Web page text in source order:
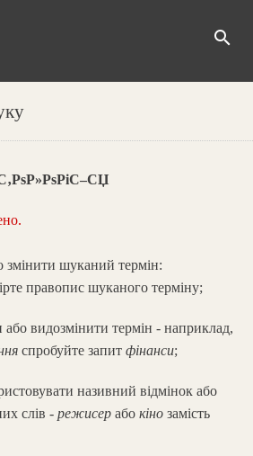
search
шуканий термін:
правопис шуканого терміну;
або видозмінити термін - наприклад,
спробуйте запит фінанси;
називний відмінок або
слів - режисерабо кінозамість